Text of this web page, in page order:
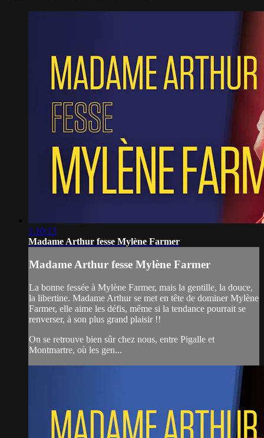
1:10:13
Madame Arthur fesse Mylène Farmer
Madame Arthur fesse Mylène Farmer
La bonne fessée à Mylène Farmer, mais la gentille, la douce,
la libertine. Madame Arthur se met en tête de dominer Mylène
Farmer, elle aime les défis, même si la tendance pourrait se
renverser, à son plus grand plaisir !!
On se retrouve bien sûr chez nous, entre Pigalle et
Montmartre, où les gen...